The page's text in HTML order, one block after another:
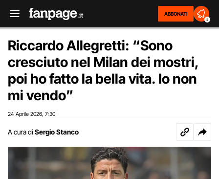
ABBONATI
2
Riccardo Allegretti: “Sono
cresciuto nel Milan dei mostri,
poi ho fatto la bella vita. Io non
mi vendo”
24 Aprile 2026 7:30
A cura di Sergio Stanco